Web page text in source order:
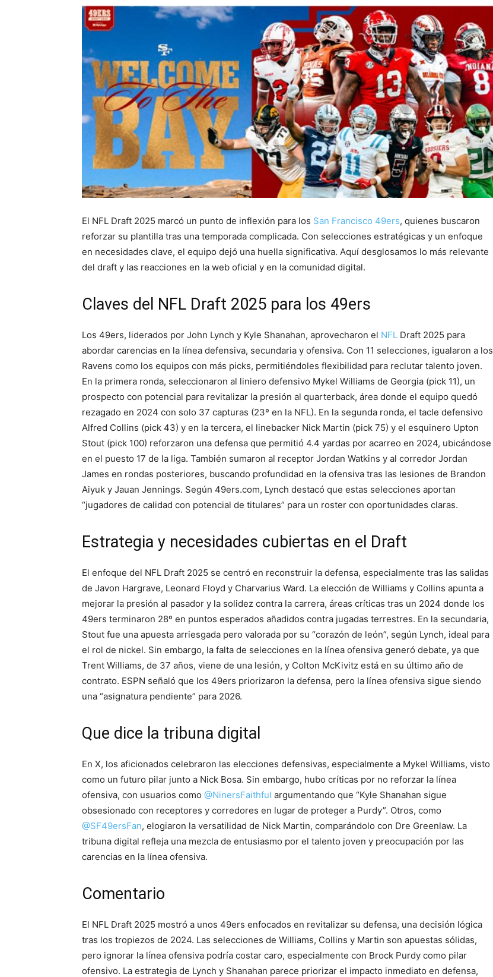
El NFL Draft 2025 marcó un punto de inflexión para los San Francisco 49ers, quienes buscaron
reforzar su plantilla tras una temporada complicada. Con selecciones estratégicas y un enfoque
en necesidades clave, el equipo dejó una huella significativa. Aquí desglosamos lo más relevante
del draft y las reacciones en la web oficial y en la comunidad digital.
Claves del NFL Draft 2025 para los 49ers
Los 49ers, liderados por John Lynch y Kyle Shanahan, aprovecharon el NFL Draft 2025 para
abordar carencias en la línea defensiva, secundaria y ofensiva. Con 11 selecciones, igualaron a los
Ravens como los equipos con más picks, permitiéndoles flexibilidad para reclutar talento joven.
En la primera ronda, seleccionaron al liniero defensivo Mykel Williams de Georgia (pick 11), un
prospecto con potencial para revitalizar la presión al quarterback, área donde el equipo quedó
rezagado en 2024 con solo 37 capturas (23º en la NFL). En la segunda ronda, el tacle defensivo
Alfred Collins (pick 43) y en la tercera, el linebacker Nick Martin (pick 75) y el esquinero Upton
Stout (pick 100) reforzaron una defensa que permitió 4.4 yardas por acarreo en 2024, ubicándose
en el puesto 17 de la liga. También sumaron al receptor Jordan Watkins y al corredor Jordan
James en rondas posteriores, buscando profundidad en la ofensiva tras las lesiones de Brandon
Aiyuk y Jauan Jennings. Según 49ers.com, Lynch destacó que estas selecciones aportan
“jugadores de calidad con potencial de titulares” para un roster con oportunidades claras.
Estrategia y necesidades cubiertas en el Draft
El enfoque del NFL Draft 2025 se centró en reconstruir la defensa, especialmente tras las salidas
de Javon Hargrave, Leonard Floyd y Charvarius Ward. La elección de Williams y Collins apunta a
mejorar la presión al pasador y la solidez contra la carrera, áreas críticas tras un 2024 donde los
49ers terminaron 28º en puntos esperados añadidos contra jugadas terrestres. En la secundaria,
Stout fue una apuesta arriesgada pero valorada por su “corazón de león”, según Lynch, ideal para
el rol de nickel. Sin embargo, la falta de selecciones en la línea ofensiva generó debate, ya que
Trent Williams, de 37 años, viene de una lesión, y Colton McKivitz está en su último año de
contrato. ESPN señaló que los 49ers priorizaron la defensa, pero la línea ofensiva sigue siendo
una “asignatura pendiente” para 2026.
Que dice la tribuna digital
En X, los aficionados celebraron las elecciones defensivas, especialmente a Mykel Williams, visto
como un futuro pilar junto a Nick Bosa. Sin embargo, hubo críticas por no reforzar la línea
ofensiva, con usuarios como @NinersFaithful argumentando que “Kyle Shanahan sigue
obsesionado con receptores y corredores en lugar de proteger a Purdy”. Otros, como
@SF49ersFan, elogiaron la versatilidad de Nick Martin, comparándolo con Dre Greenlaw. La
tribuna digital refleja una mezcla de entusiasmo por el talento joven y preocupación por las
carencias en la línea ofensiva.
Comentario
El NFL Draft 2025 mostró a unos 49ers enfocados en revitalizar su defensa, una decisión lógica
tras los tropiezos de 2024. Las selecciones de Williams, Collins y Martin son apuestas sólidas,
pero ignorar la línea ofensiva podría costar caro, especialmente con Brock Purdy como pilar
ofensivo. La estrategia de Lynch y Shanahan parece priorizar el impacto inmediato en defensa,